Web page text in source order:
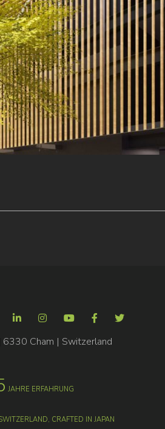
Cham | Switzerland
JAHRE ERFAHRUNG
CRAFTED IN JAPAN